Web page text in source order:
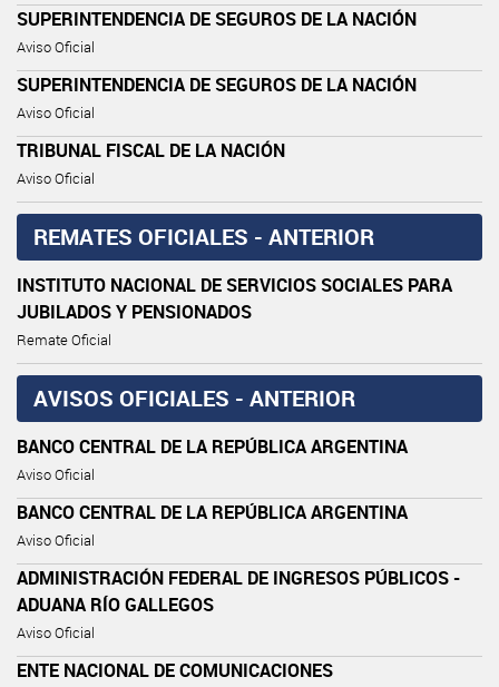
SUPERINTENDENCIA DE SEGUROS DE LA NACIÓN
Aviso Oficial
SUPERINTENDENCIA DE SEGUROS DE LA NACIÓN
Aviso Oficial
TRIBUNAL FISCAL DE LA NACIÓN
Aviso Oficial
REMATES OFICIALES - ANTERIOR
INSTITUTO NACIONAL DE SERVICIOS SOCIALES PARA
JUBILADOS Y PENSIONADOS
Remate Oficial
AVISOS OFICIALES - ANTERIOR
BANCO CENTRAL DE LA REPÚBLICA ARGENTINA
Aviso Oficial
BANCO CENTRAL DE LA REPÚBLICA ARGENTINA
Aviso Oficial
ADMINISTRACIÓN FEDERAL DE INGRESOS PÚBLICOS -
ADUANA RÍO GALLEGOS
Aviso Oficial
ENTE NACIONAL DE COMUNICACIONES